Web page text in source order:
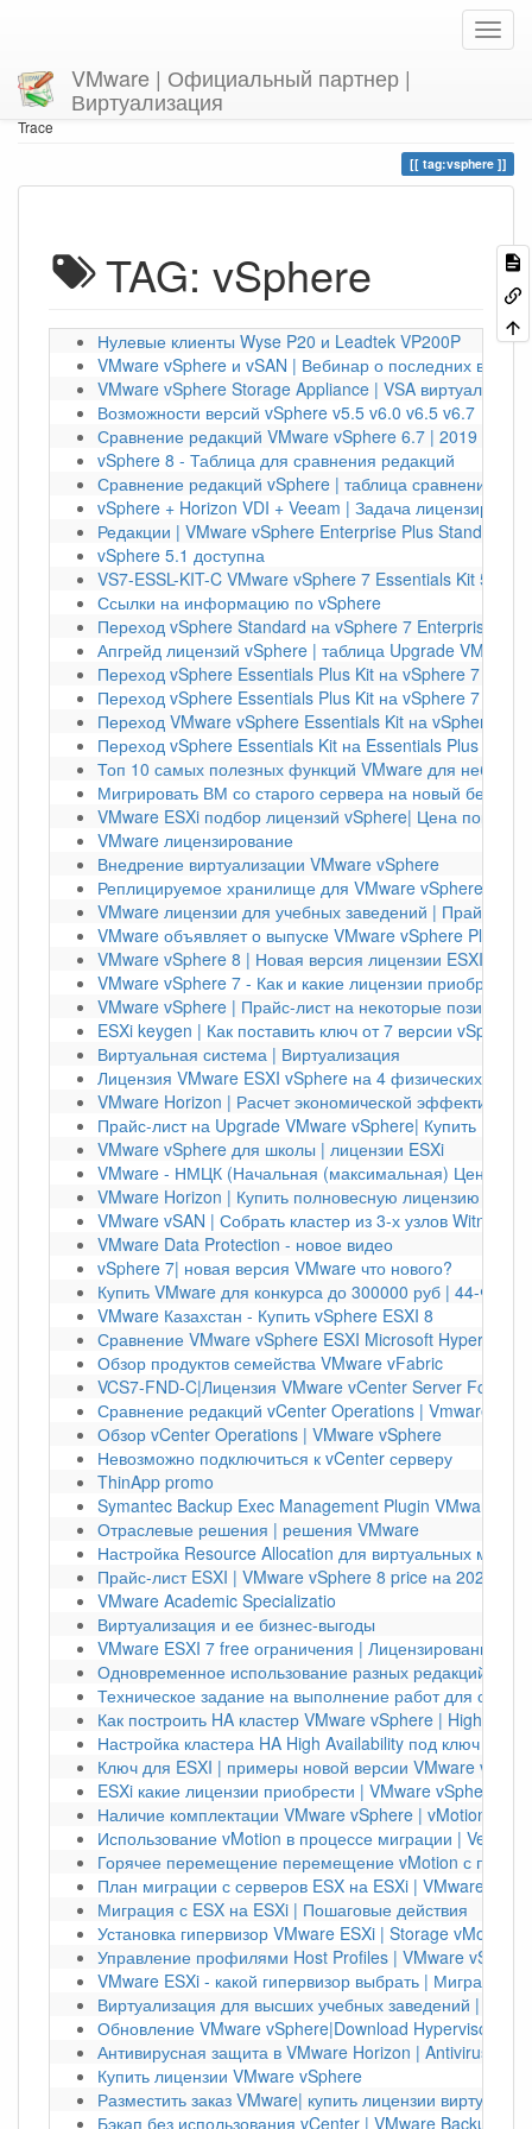
VMware | Официальный партнер |
Виртуализация
You are here Home
tag
vsphere
Trace
tag:vsphere
TAG: vSphere
Нулевые клиенты Wyse P20 и Leadtek VP200P
VMware vSphere и vSAN | Вебинар о последних
VMware vSphere Storage Appliance | VSA виртуальное
Возможности версий vSphere v5.5 v6.0 v6.5 v6.7
Сравнение редакций VMware vSphere 6.7 | 2019 год
vSphere 8 - Таблица для сравнения редакций
Сравнение редакций vSphere | таблица сравнения
vSphere + Horizon VDI + Veeam | Задача
Редакции | VMware vSphere Enterprise Plus Standard
vSphere 5.1 доступна
VS7-ESSL-KIT-C VMware vSphere 7 Essentials Kit
Ссылки на информацию по vSphere
Переход vSphere Standard на vSphere 7 Enterprise Plus
Апгрейд лицензий vSphere | таблица Upgrade VMware
Переход vSphere Essentials Plus Kit на vSphere 7
Переход vSphere Essentials Plus Kit на vSphere 7
Переход VMware vSphere Essentials Kit на vSphere 7
Переход vSphere Essentials Kit на Essentials Plus
Топ 10 самых полезных функций VMware для
Мигрировать ВМ со старого сервера на новый без
VMware ESXi подбор лицензий vSphere| Цена покупки
VMware лицензирование
Внедрение виртуализации VMware vSphere
Реплицируемое хранилище для VMware vSphere 6.7
VMware лицензии для учебных заведений | Прайс-лист
VMware объявляет о выпуске VMware vSphere
VMware vSphere 8 | Новая версия лицензии ESXI 8
VMware vSphere 7 - Как и какие лицензии приобрести
VMware vSphere | Прайс-лист на некоторые позиции
ESXi keygen | Как поставить ключ от 7 версии vSphere
Виртуальная система | Виртуализация
Лицензия VMware ESXI vSphere на 4 физических
VMware Horizon | Расчет экономической
Прайс-лист на Upgrade VMware vSphere| Купить
VMware vSphere для школы | лицензии ESXi
VMware - НМЦК (Начальная (максимальная) Цена
VMware Horizon | Купить полновесную лицензию
VMware vSAN | Собрать кластер из 3-х узлов Witness
VMware Data Protection - новое видео
vSphere 7| новая версия VMware что нового?
Купить VMware для конкурса до 300000 руб | 44-ФЗ
VMware Казахстан - Купить vSphere ESXI 8
Сравнение VMware vSphere ESXI Microsoft Hyper-V и
Обзор продуктов семейства VMware vFabric
VCS7-FND-C|Лицензия VMware vCenter Server
Сравнение редакций vCenter Operations | Vmware
Обзор vCenter Operations | VMware vSphere
Невозможно подключиться к vCenter серверу
ThinApp promo
Symantec Backup Exec Management Plugin VMware
Отраслевые решения | решения VMware
Настройка Resource Allocation для виртуальных
Прайс-лист ESXI | VMware vSphere 8 price на 2024 год
VMware Academic Specializatio
Виртуализация и ее бизнес-выгоды
VMware ESXI 7 free ограничения | Лицензирование
Одновременное использование разных редакций
Техническое задание на выполнение работ для
Как построить HA кластер VMware vSphere | High
Настройка кластера HA High Availability под ключ |
Ключ для ESXI | примеры новой версии VMware
ESXi какие лицензии приобрести | VMware vSphere
Наличие комплектации VMware vSphere | vMotion
Использование vMotion в процессе миграции | Veeam
Горячее перемещение перемещение vMotion с
План миграции с серверов ESX на ESXi | VMware
Миграция с ESX на ESXi | Пошаговые действия
Установка гипервизор VMware ESXi | Storage vMotion
Управление профилями Host Profiles | VMware vSphere
VMware ESXi - какой гипервизор выбрать | Миграция
Виртуализация для высших учебных заведений |
Обновление VMware vSphere|Download Hypervisor
Антивирусная защита в VMware Horizon | Antivirus
Купить лицензии VMware vSphere
Разместить заказ VMware| купить лицензии
Бэкап без использования vCenter | VMware Backup